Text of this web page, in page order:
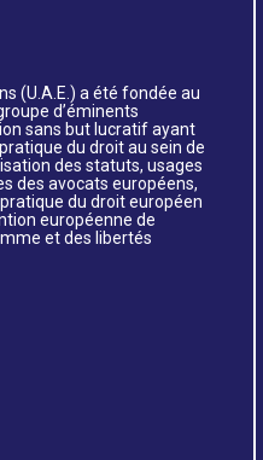
(U.A.E.) a été fondée au
d’éminents
sans but lucratif ayant
du droit au sein de
des statuts, usages
des avocats européens,
du droit européen
européenne de
et des libertés